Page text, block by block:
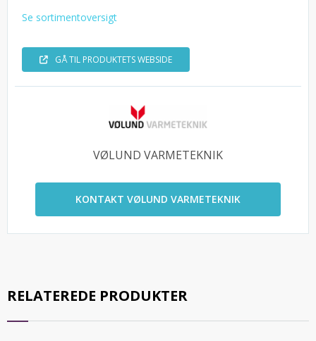
Se sortimentoversigt
GÅ TIL PRODUKTETS WEBSIDE
VØLUND VARMETEKNIK
KONTAKT VØLUND VARMETEKNIK
RELATEREDE PRODUKTER